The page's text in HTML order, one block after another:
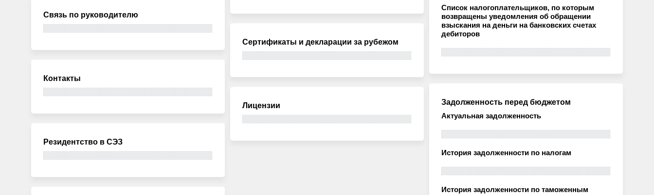
Связь по руководителю
Контакты
Резидентство в СЭЗ
Сертификаты и декларации за рубежом
Лицензии
Список налогоплательщиков, по которым
возвращены уведомления об обращении
взыскания на деньги на банковских счетах
дебиторов
Задолженность перед бюджетом
Актуальная задолженность
История задолженности по налогам
История задолженности по таможенным